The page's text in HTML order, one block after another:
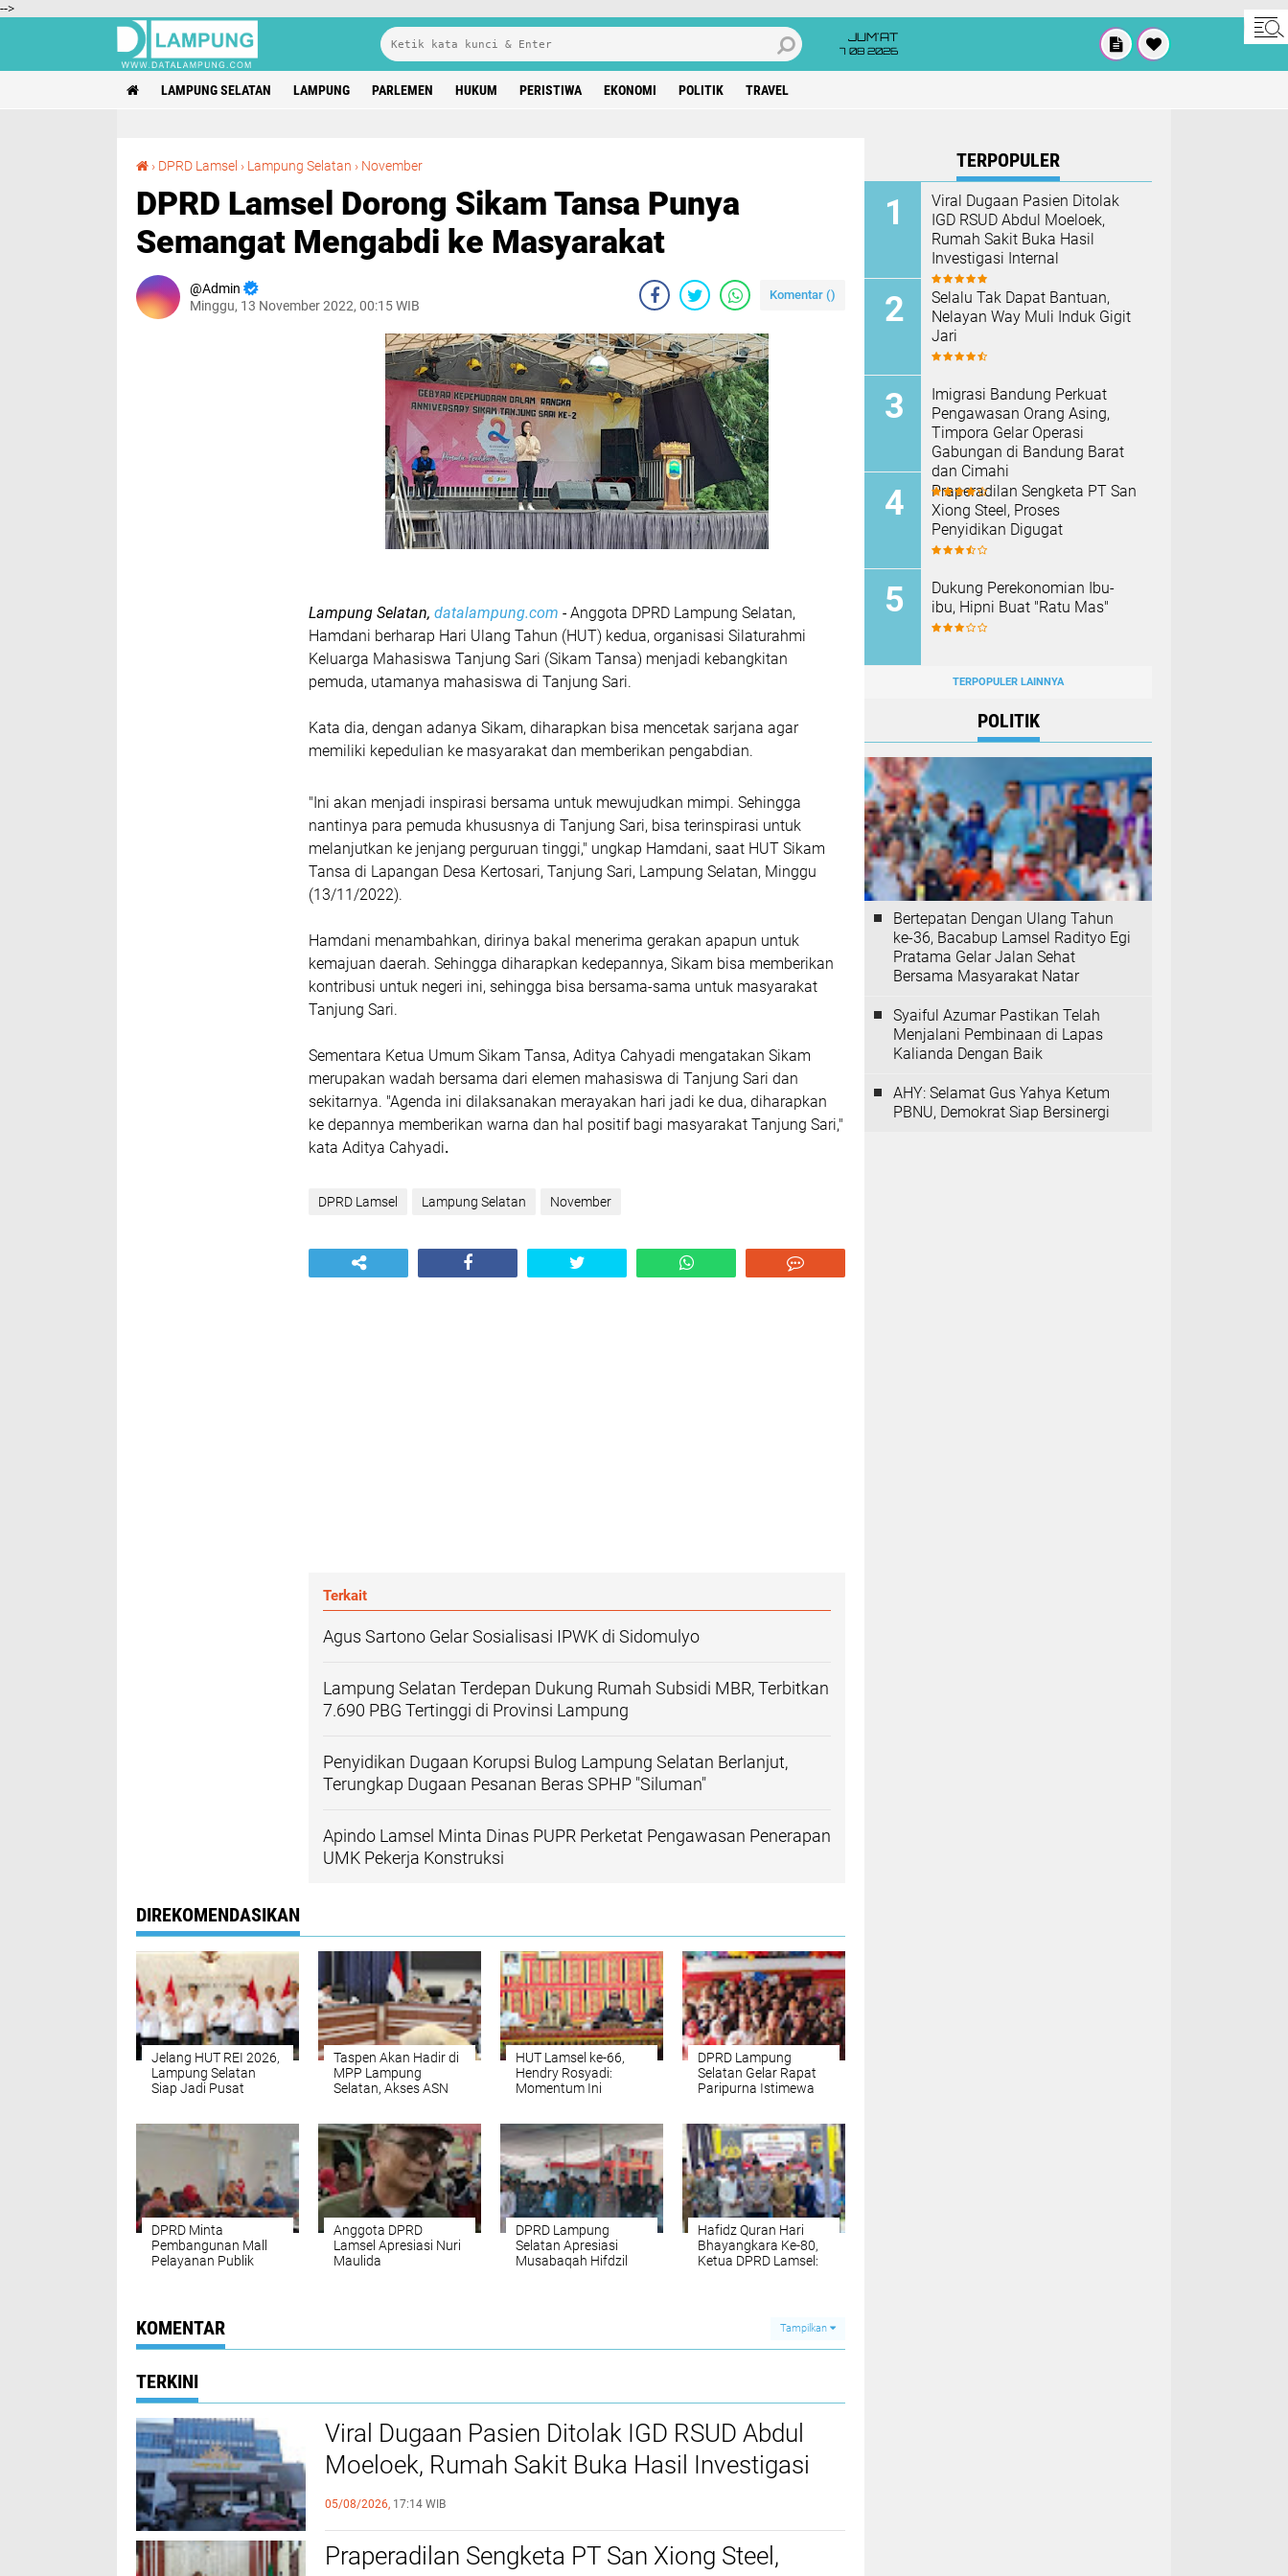
-->
JUM'AT
7 08 2026
LAMPUNG SELATAN LAMPUNG PARLEMEN HUKUM PERISTIWA EKONOMI POLITIK TRAVEL
› DPRD Lamsel › Lampung Selatan › November
DPRD Lamsel Dorong Sikam Tansa Punya
Semangat Mengabdi ke Masyarakat
Admin
Minggu, 13 November 2022, 00:15 WIB
Komentar ()
Lampung Selatan, datalampung.com - Anggota DPRD Lampung Selatan,
Hamdani berharap Hari Ulang Tahun (HUT) kedua, organisasi Silaturahmi
Keluarga Mahasiswa Tanjung Sari (Sikam Tansa) menjadi kebangkitan
pemuda, utamanya mahasiswa di Tanjung Sari.
Kata dia, dengan adanya Sikam, diharapkan bisa mencetak sarjana agar
memiliki kepedulian ke masyarakat dan memberikan pengabdian.
"Ini akan menjadi inspirasi bersama untuk mewujudkan mimpi. Sehingga
nantinya para pemuda khususnya di Tanjung Sari, bisa terinspirasi untuk
melanjutkan ke jenjang perguruan tinggi," ungkap Hamdani, saat HUT Sikam
Tansa di Lapangan Desa Kertosari, Tanjung Sari, Lampung Selatan, Minggu
(13/11/2022).
Hamdani menambahkan, dirinya bakal menerima gerakan apapun untuk
kemajuan daerah. Sehingga diharapkan kedepannya, Sikam bisa memberikan
kontribusi untuk negeri ini, sehingga bisa bersama-sama untuk masyarakat
Tanjung Sari.
Sementara Ketua Umum Sikam Tansa, Aditya Cahyadi mengatakan Sikam
merupakan wadah bersama dari elemen mahasiswa di Tanjung Sari dan
sekitarnya. "Agenda ini dilaksanakan merayakan hari jadi ke dua, diharapkan
ke depannya memberikan warna dan hal positif bagi masyarakat Tanjung Sari,"
kata Aditya Cahyadi.
DPRD Lamsel Lampung Selatan November
Terkait
Agus Sartono Gelar Sosialisasi IPWK di Sidomulyo
Lampung Selatan Terdepan Dukung Rumah Subsidi MBR, Terbitkan
7.690 PBG Tertinggi di Provinsi Lampung
Penyidikan Dugaan Korupsi Bulog Lampung Selatan Berlanjut,
Terungkap Dugaan Pesanan Beras SPHP "Siluman"
Apindo Lamsel Minta Dinas PUPR Perketat Pengawasan Penerapan
UMK Pekerja Konstruksi
DIREKOMENDASIKAN
Jelang HUT REI 2026,
Lampung Selatan
Siap Jadi Pusat
Taspen Akan Hadir di
MPP Lampung
Selatan, Akses ASN
HUT Lamsel ke-66,
Hendry Rosyadi:
Momentum Ini
DPRD Lampung
Selatan Gelar Rapat
Paripurna Istimewa
66
DPRD Minta
Pembangunan Mall
Pelayanan Publik
Anggota DPRD
Lamsel Apresiasi Nuri
Maulida
DPRD Lampung
Selatan Apresiasi
Musabaqah Hifdzil
Hafidz Quran Hari
Bhayangkara Ke-80,
Ketua DPRD Lamsel:
KOMENTAR Tampilkan
TERKINI
Viral Dugaan Pasien Ditolak IGD RSUD Abdul
Moeloek, Rumah Sakit Buka Hasil Investigasi
Internal
05/08/2026, 17:14 WIB
Praperadilan Sengketa PT San Xiong Steel,
TERPOPULER
Viral Dugaan Pasien Ditolak
IGD RSUD Abdul Moeloek,
Rumah Sakit Buka Hasil
Investigasi Internal
Selalu Tak Dapat Bantuan,
Nelayan Way Muli Induk Gigit
Jari
Imigrasi Bandung Perkuat
Pengawasan Orang Asing,
Timpora Gelar Operasi
Gabungan di Bandung Barat
dan Cimahi
Praperadilan Sengketa PT San
Xiong Steel, Proses
Penyidikan Digugat
Dukung Perekonomian Ibu-
ibu, Hipni Buat "Ratu Mas"
TERPOPULER LAINNYA
POLITIK
Bertepatan Dengan Ulang Tahun
ke-36, Bacabup Lamsel Radityo Egi
Pratama Gelar Jalan Sehat
Bersama Masyarakat Natar
Syaiful Azumar Pastikan Telah
Menjalani Pembinaan di Lapas
Kalianda Dengan Baik
AHY: Selamat Gus Yahya Ketum
PBNU, Demokrat Siap Bersinergi